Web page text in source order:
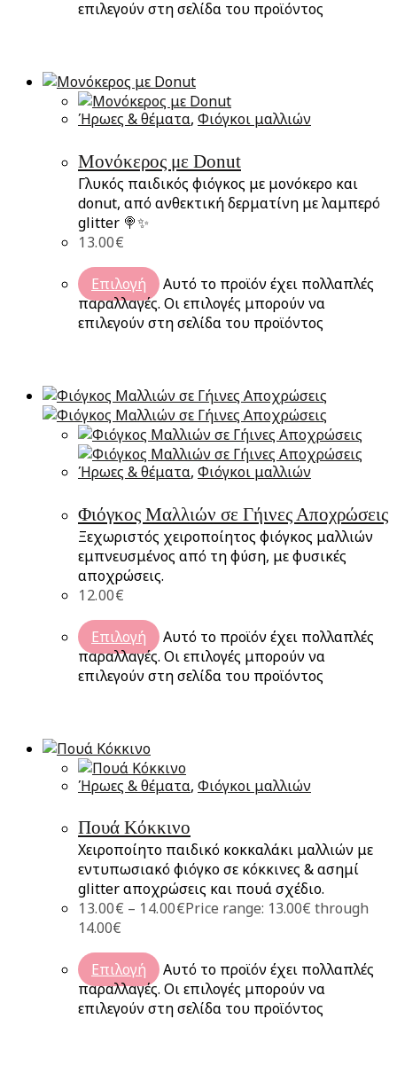
επιλεγούν στη σελίδα του προϊόντος
Ήρωες & θέματα, Φιόγκοι μαλλιών
Μονόκερος με Donut
Γλυκός παιδικός φιόγκος με μονόκερο και
donut, από ανθεκτική δερματίνη με λαμπερό
glitter 🍭✨
13.00€
Επιλογή
Αυτό το προϊόν έχει πολλαπλές
παραλλαγές. Οι επιλογές μπορούν να
επιλεγούν στη σελίδα του προϊόντος
Ήρωες & θέματα, Φιόγκοι μαλλιών
Φιόγκος Μαλλιών σε Γήινες Αποχρώσεις
Ξεχωριστός χειροποίητος φιόγκος μαλλιών
εμπνευσμένος από τη φύση, με φυσικές
αποχρώσεις.
12.00€
Επιλογή
Αυτό το προϊόν έχει πολλαπλές
παραλλαγές. Οι επιλογές μπορούν να
επιλεγούν στη σελίδα του προϊόντος
Ήρωες & θέματα, Φιόγκοι μαλλιών
Πουά Κόκκινο
Χειροποίητο παιδικό κοκκαλάκι μαλλιών με
εντυπωσιακό φιόγκο σε κόκκινες & ασημί
glitter αποχρώσεις και πουά σχέδιο.
13.00€ – 14.00€Price range: 13.00€ through
14.00€
Επιλογή
Αυτό το προϊόν έχει πολλαπλές
παραλλαγές. Οι επιλογές μπορούν να
επιλεγούν στη σελίδα του προϊόντος